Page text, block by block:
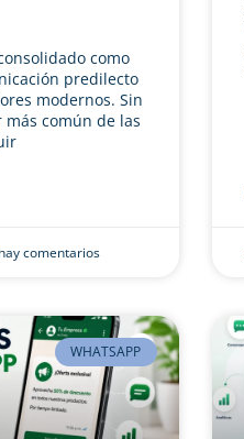
como
predilecto
modernos. Sin
común de las
comentarios
WHATSAPP